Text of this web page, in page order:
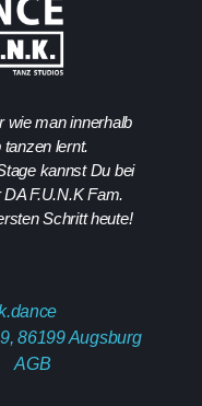
wie man innerhalb
lernt.
kannst Du bei
F.U.N.K Fam.
Schritt heute!
86199 Augsburg
AGB